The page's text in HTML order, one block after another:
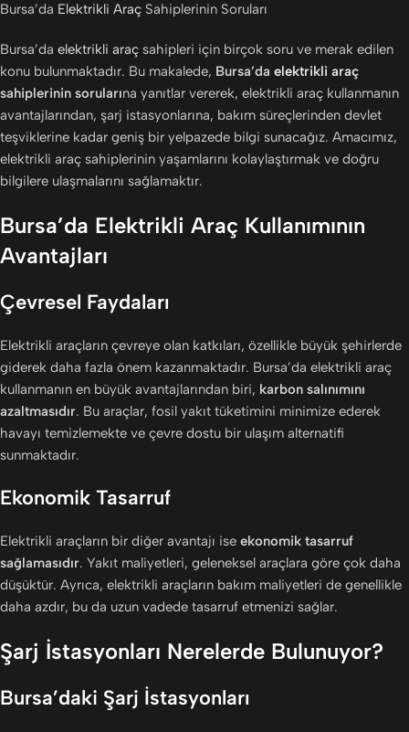
Bursa’da Elektrikli Araç Sahiplerinin Soruları
Bursa’da elektrikli araç sahipleri için birçok soru ve merak edilen
konu bulunmaktadır. Bu makalede, Bursa’da elektrikli araç
sahiplerinin sorularına yanıtlar vererek, elektrikli araç kullanmanın
avantajlarından, şarj istasyonlarına, bakım süreçlerinden devlet
teşviklerine kadar geniş bir yelpazede bilgi sunacağız. Amacımız,
elektrikli araç sahiplerinin yaşamlarını kolaylaştırmak ve doğru
bilgilere ulaşmalarını sağlamaktır.
Bursa’da Elektrikli Araç Kullanımının
Avantajları
Çevresel Faydaları
Elektrikli araçların çevreye olan katkıları, özellikle büyük şehirlerde
giderek daha fazla önem kazanmaktadır. Bursa’da elektrikli araç
kullanmanın en büyük avantajlarından biri, karbon salınımını
azaltmasıdır. Bu araçlar, fosil yakıt tüketimini minimize ederek
havayı temizlemekte ve çevre dostu bir ulaşım alternatifi
sunmaktadır.
Ekonomik Tasarruf
Elektrikli araçların bir diğer avantajı ise ekonomik tasarruf
sağlamasıdır. Yakıt maliyetleri, geleneksel araçlara göre çok daha
düşüktür. Ayrıca, elektrikli araçların bakım maliyetleri de genellikle
daha azdır, bu da uzun vadede tasarruf etmenizi sağlar.
Şarj İstasyonları Nerelerde Bulunuyor?
Bursa’daki Şarj İstasyonları